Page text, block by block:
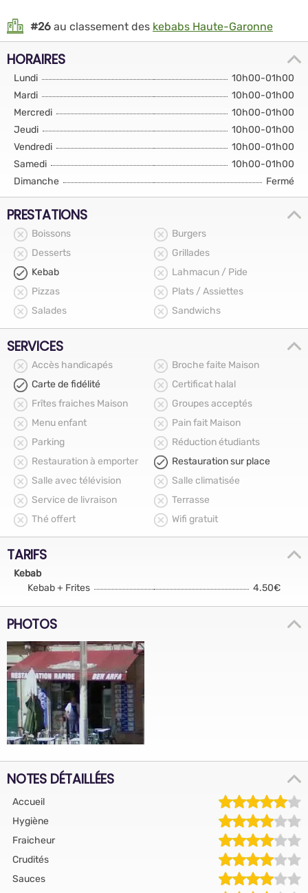
#26 au classement des kebabs Haute-Garonne
HORAIRES
Lundi
10h00-01h00
Mardi
10h00-01h00
Mercredi
10h00-01h00
Jeudi
10h00-01h00
Vendredi
10h00-01h00
Samedi
10h00-01h00
Dimanche
Fermé
PRESTATIONS
Boissons
Burgers
Desserts
Grillades
Kebab
Lahmacun / Pide
Pizzas
Plats / Assiettes
Salades
Sandwichs
SERVICES
Accès handicapés
Broche faite Maison
Carte de fidélité
Certificat halal
Frîtes fraiches Maison
Groupes acceptés
Menu enfant
Pain fait Maison
Parking
Réduction étudiants
Restauration à emporter
Restauration sur place
Salle avec télévision
Salle climatisée
Service de livraison
Terrasse
Thé offert
Wifi gratuit
TARIFS
Kebab
Kebab + Frites
4.50€
PHOTOS
NOTES DÉTAILLÉES
Accueil
Hygiène
Fraicheur
Crudités
Sauces